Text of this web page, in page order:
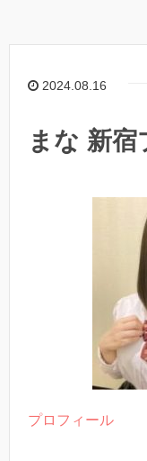
2024.08.16
まな 新
プロフィール